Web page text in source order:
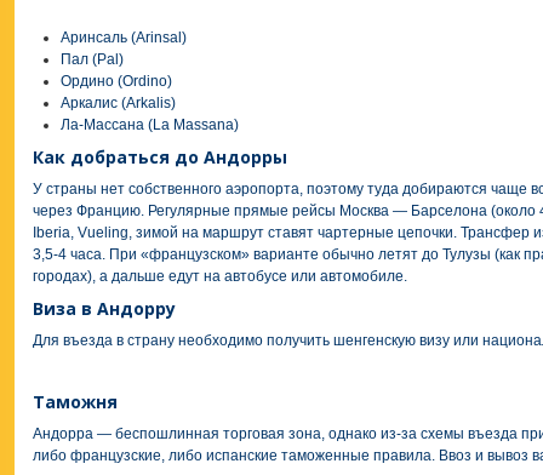
Аринсаль (Arinsal)
Пал (Pal)
Ордино (Ordino)
Аркалис (Arkalis)
Ла-Массана (La Massana)
Как добраться до Андорры
У страны нет собственного аэропорта, поэтому туда добираются чаще
через Францию. Регулярные прямые рейсы Москва — Барселона (около
Iberia, Vueling, зимой на маршрут ставят чартерные цепочки. Трансфер
3,5-4 часа. При «французском» варианте обычно летят до Тулузы (как
городах), а дальше едут на автобусе или автомобиле.
Виза в Андорру
Для въезда в страну необходимо получить шенгенскую визу или
Таможня
Андорра — беспошлинная торговая зона, однако из-за схемы въезда
либо французские, либо испанские таможенные правила. Ввоз и вывоз